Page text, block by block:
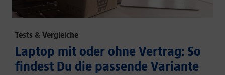
Tests & Vergleiche
Laptop mit oder ohne Vertrag: So
findest Du die passende Variante